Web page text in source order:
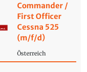
Commander /
First Officer
Cessna 525
(m/f/d)
Österreich